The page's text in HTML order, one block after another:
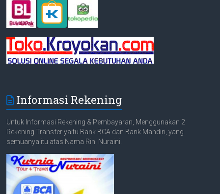
Informasi Rekening
Untuk Informasi Rekening & Pembayaran, Menggunakan 2
Rekening Transfer yaitu Bank BCA dan Bank Mandiri, yang
semuanya itu atas Nama Rini Nuraini.